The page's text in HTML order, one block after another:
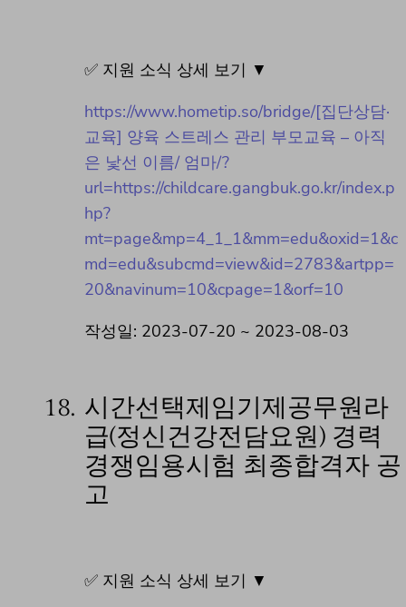
✅ 지원 소식 상세 보기 ▼
https://www.hometip.so/bridge/[집단상담·
교육] 양육 스트레스 관리 부모교육 – 아직
은 낯선 이름/ 엄마/?
url=https://childcare.gangbuk.go.kr/index.p
hp?
mt=page&mp=4_1_1&mm=edu&oxid=1&c
md=edu&subcmd=view&id=2783&artpp=
20&navinum=10&cpage=1&orf=10
작성일: 2023-07-20 ~ 2023-08-03
18. 시간선택제임기제공무원라
급(정신건강전담요원) 경력
경쟁임용시험 최종합격자 공
고
✅ 지원 소식 상세 보기 ▼